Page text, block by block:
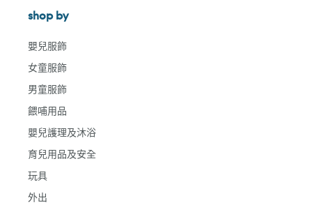
shop by
嬰兒服飾
女童服飾
男童服飾
餵哺用品
嬰兒護理及沐浴
育兒用品及安全
玩具
外出